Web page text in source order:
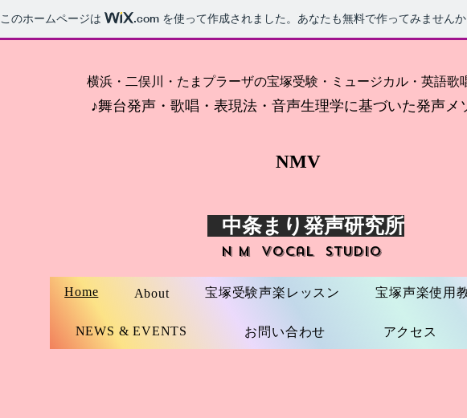
このホームページは .com を使って作成されました。あなたも無料で作ってみません
横浜・二俣川・たまプラーザの宝塚受験・ミュージカル
♪舞台発声・歌唱・表現法・音声生理学に基づいた発声メ
NMV
中条まり発声研究所
​​N M Vocal Studio
Home About 宝塚受験声楽レッスン 宝塚声楽使用
NEWS & EVENTS お問い合わせ アクセス